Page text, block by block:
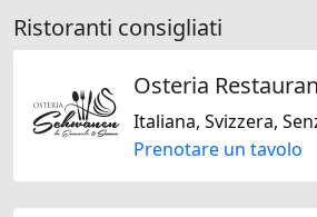
Ristoranti consigliati
Prenotare un tavolo